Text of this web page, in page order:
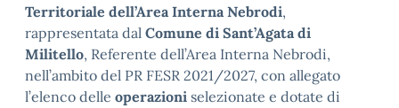
Territoriale dell’Area Interna Nebrodi,
rappresentata dal Comune di Sant’Agata di
Militello, Referente dell’Area Interna Nebrodi,
nell’ambito del PR FESR 2021/2027, con allegato
l’elenco delle operazioni selezionate e dotate di